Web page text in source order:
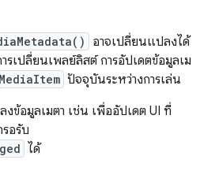
อาจเปลี่ยนแปลงได้
รเปลี่ยนเพลย์ลิสต์ การอัปเดตข้อมูลเม
MediaItem ปัจจุบันระหว่างการเล่น
ข้อมูลเมตา เช่น เพื่ออัปเดต UI ที่
อรับ
ได้